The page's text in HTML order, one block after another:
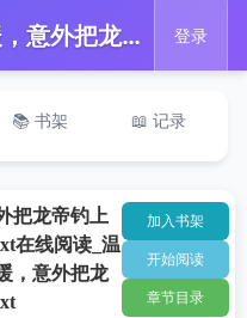
📖 捡只小龙崽取暖，意外把龙帝钓上来了温晚晏珩完整版txt在线阅读_温晚晏珩捡只小龙崽取暖，意外把龙帝钓上来了热门小说txt 登录
📚 书架 📖 记录
把龙帝钓上
在线阅读_温
，意外把龙
加入书架
开始阅读
章节目录